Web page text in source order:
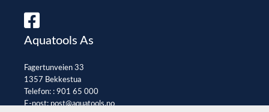
Aquatools As
Fagertunveien 33
1357 Bekkestua
Telefon: : 901 65 000
E-post:post@aquatools.no